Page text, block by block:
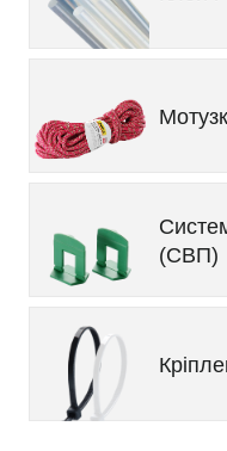
(СВП)